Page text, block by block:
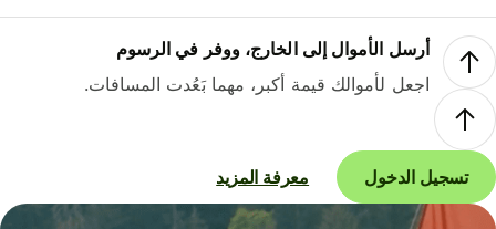
أرسل الأموال إلى الخارج، ووفر في الرسوم
اجعل لأموالك قيمة أكبر، مهما بَعُدت المسافات.
تسجيل الدخول معرفة المزيد